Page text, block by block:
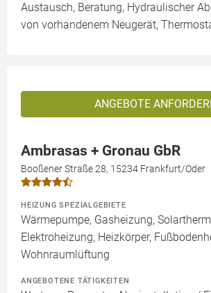
Austausch, Beratung, Hydraulischer
von vorhandenem Neugerät,
ANGEBOTE
Ambrasas + Gronau GbR
Booßener Straße 28, 15234 Frankfurt/Oder
HEIZUNG SPEZIALGEBIETE
Wärmepumpe, Gasheizung,
Elektroheizung, Heizkörper,
Wohnraumlüftung
ANGEBOTENE TÄTIGKEITEN